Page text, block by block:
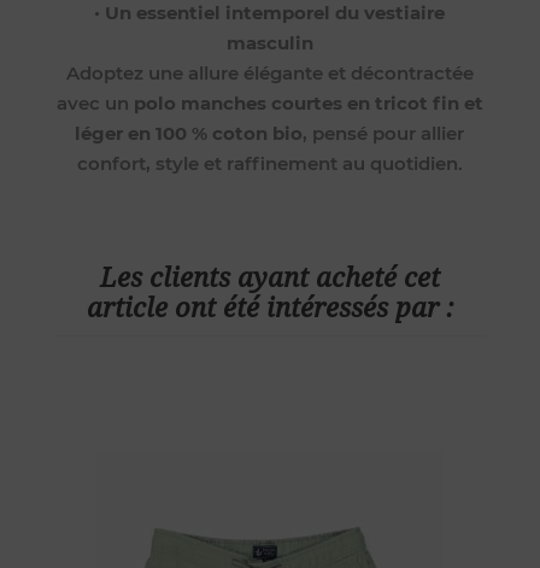
• Un essentiel intemporel du vestiaire
masculin
Adoptez une allure élégante et décontractée
avec un polo manches courtes en tricot fin et
léger en 100 % coton bio, pensé pour allier
confort, style et raffinement au quotidien.
Les clients ayant acheté cet
article ont été intéressés par :